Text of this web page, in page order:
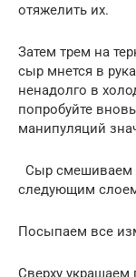
отяжелить их.
Затем трем на
сыр мнется в
ненадолго в
попробуйте
манипуляций
Сыр смешиваем
следующим
Посыпаем все
Сверху